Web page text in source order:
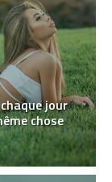
jour
chose